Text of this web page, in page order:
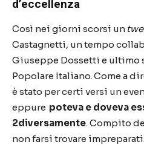
d’eccellenza
Così nei giorni scorsi un
Castagnetti, un tempo
Giuseppe Dossetti e ultimo
Popolare Italiano. Come a
è stato per certi versi un
eppure poteva e doveva
2diversamente. Compito
non farsi trovare